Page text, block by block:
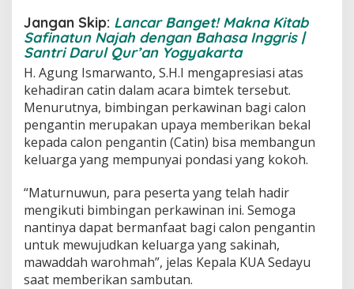
Jangan Skip: Lancar Banget! Makna Kitab
Safinatun Najah dengan Bahasa Inggris |
Santri Darul Qur’an Yogyakarta
H. Agung Ismarwanto, S.H.I mengapresiasi atas
kehadiran catin dalam acara bimtek tersebut.
Menurutnya, bimbingan perkawinan bagi calon
pengantin merupakan upaya memberikan bekal
kepada calon pengantin (Catin) bisa membangun
keluarga yang mempunyai pondasi yang kokoh.
“Maturnuwun, para peserta yang telah hadir
mengikuti bimbingan perkawinan ini. Semoga
nantinya dapat bermanfaat bagi calon pengantin
untuk mewujudkan keluarga yang sakinah,
mawaddah warohmah”, jelas Kepala KUA Sedayu
saat memberikan sambutan.